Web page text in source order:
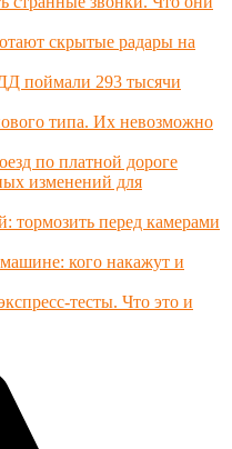
скрытые радары на
поймали 293 тысячи
типа. Их невозможно
по платной дороге
изменений для
тормозить перед камерами
кого накажут и
тесты. Что это и